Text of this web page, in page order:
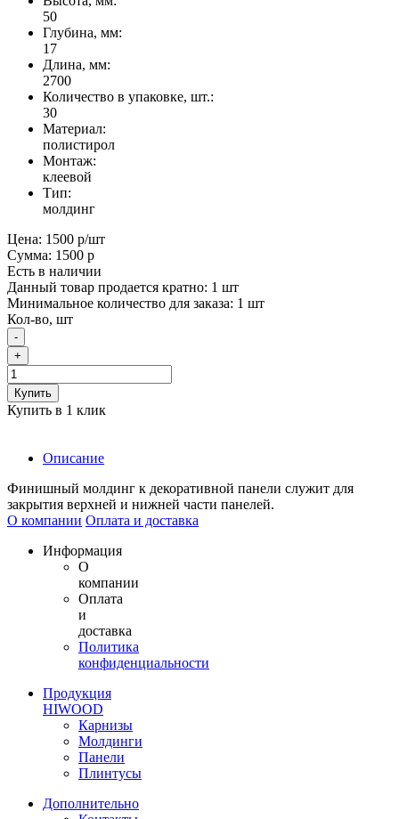
50
Глубина, мм:
17
Длина, мм:
2700
Количество в упаковке, шт.:
30
Материал:
полистирол
Монтаж:
клеевой
Тип:
молдинг
Цена: 1500 р/шт
Сумма: 1500 р
Есть в наличии
Данный товар продается кратно: 1 шт
Минимальное количество для заказа: 1 шт
Кол-во, шт
-
+
Купить
Купить в 1 клик
Описание
Финишный молдинг к декоративной панели служит для
закрытия верхней и нижней части панелей.
О компании Оплата и доставка
Информация
О
компании
Оплата
и
доставка
Политика
конфиденциальности
Продукция
HIWOOD
Карнизы
Молдинги
Панели
Плинтусы
Дополнительно